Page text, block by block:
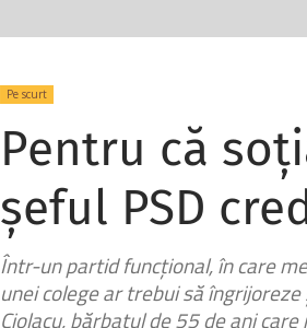
Pe scurt
Pentru că
șeful PSD
Într-un partid funcțional, în care
unei colege ar trebui să
Ciolacu, bărbatul de 55 de ani